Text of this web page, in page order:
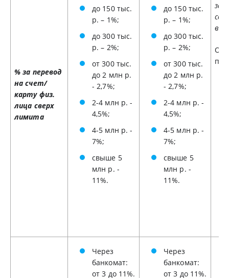
% за перевод
на счет/
карту физ.
лица сверх
лимита
до 150 тыс.
р. – 1%;
до 300 тыс.
р. – 2%;
от 300 тыс.
до 2 млн р.
- 2,7%;
2-4 млн р. -
4,5%;
4-5 млн р. -
7%;
свыше 5
млн р. -
11%.
до 150 тыс.
р. – 1%;
до 300 тыс.
р. – 2%;
от 300 тыс.
до 2 млн р.
- 2,7%;
2-4 млн р. -
4,5%;
4-5 млн р. -
7%;
свыше 5
млн р. -
11%.
Через
банкомат:
от 3 до 11%.
Через
банкомат:
от 3 до 11%.